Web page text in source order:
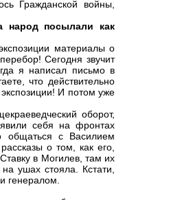
Гражданской войны,
народ посылали как
материалы о
Сегодня звучит
я написал письмо в
что действительно
И потом уже
оборот,
себя на фронтах
общаться с Василием
о том, как его,
в Могилев, там их
ушах стояла. Кстати,
генералом.